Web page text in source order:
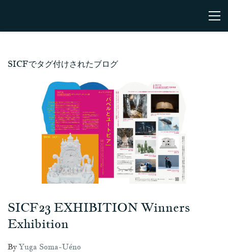
SICFでタグ付けされたブログ
SICF23 EXHIBITION Winners
Exhibition
By Yuga Soma-Uéno